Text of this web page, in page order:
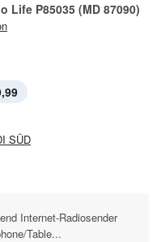
Life P85035 (MD 87090)
SÜD
Internet-Radiosender
Table...